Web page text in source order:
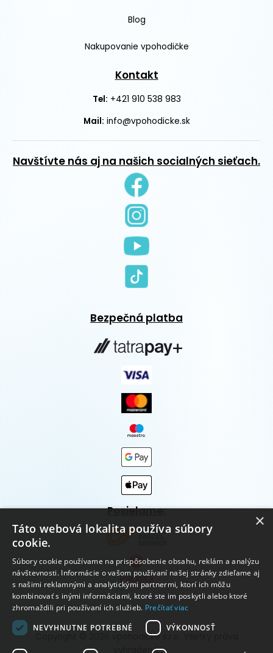
Blog
Nakupovanie vpohodičke
Kontakt
Tel: +421 910 538 983
Mail: info@vpohodicke.sk
Navštívte nás aj na našich socialných sieťach.
Bezpečná platba
Posielame:
Copyright © 2026 vpohodičke s.r.o. Všetky práva
vyhradené.
×
Táto webová lokalita používa súbory
cookie.
Súbory cookie používame na prispôsobenie obsahu, reklám a analýzu
návštevnosti. Informácie o vašom používaní našej stránky zdieľame aj
s našimi reklamnými a analytickými partnermi, ktorí ich môžu
kombinovať s inými informáciami, ktoré ste im poskytli alebo ktoré
zhromaždili pri používaní ich služieb. Prečítať viac
NEVYHNUTNE POTREBNÉ
VÝKONNOSŤ